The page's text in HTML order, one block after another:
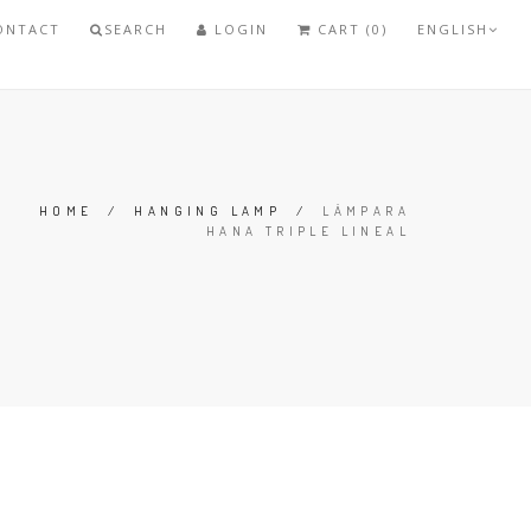
SEARCH LOGIN CART (0) ENGLISH
HOME / HANGING LAMP / LÁMPARA
HANA TRIPLE LINEAL